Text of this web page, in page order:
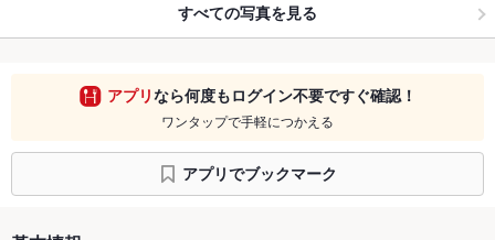
すべての写真を見る
アプリなら何度もログイン不要ですぐ確認！
ワンタップで手軽につかえる
アプリでブックマーク